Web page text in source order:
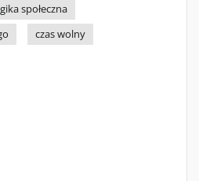
społeczna
czas wolny